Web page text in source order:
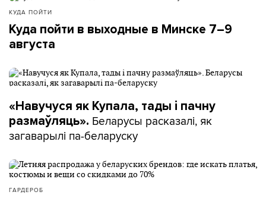
КУДА ПОЙТИ
Куда пойти в выходные в Минске 7–9
августа
«Навучуся як Купала, тады і пачну
размаўляць». Беларусы расказалі, як
загаварылі па-беларуску
ГАРДЕРОБ